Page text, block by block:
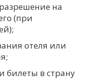
на
(при
отеля или
билеты в страну